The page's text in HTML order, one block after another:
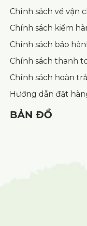
Chính sách về vận
Chính sách kiểm
Chính sách bảo
Chính sách thanh
Chính sách hoàn
Hướng dẫn đặt
BẢN ĐỒ